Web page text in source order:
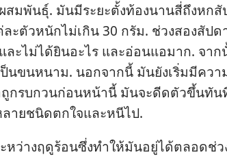
สม​พันธุ์. มัน​มี​ระยะ​ตั้ง​ท้อง​นาน​สี่​ถึง​หก​
ะ​ตัว​หนัก​ไม่​เกิน 30 กรัม. ช่วง​สอง​สัป
ละ​ไม่​ได้​ยิน​อะไร และ​อ่อนแอ​มาก. จา
ป็น​ขน​หนาม. นอก​จาก​นี้ มัน​ยัง​เริ่ม​มี​คว
ก​รบกวน​ก่อน​หน้า​นี้ มัน​จะ​ดีด​ตัว​ขึ้น​ทัน
าย​ชนิด​ตกใจ​และ​หนี​ไป.
หว่าง​ฤดู​ร้อน​ซึ่ง​ทำ​ให้​มัน​อยู่​ได้​ตลอด​ช่ว